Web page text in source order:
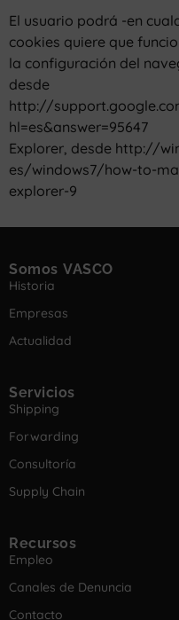
El usuario podrá -en
cookies quiere que
la configuración del
desde
http://
hl=es&answer=95647
Explorer, desde http://
es/windows7/how-to-
explorer-9
Somos VASCO
Historia
Empresas
Actualidad
Servicios
Shipping
Forwarding
Consultoría
Supply Chain
Recursos
Empleo
Canales de Denuncia
Contacto